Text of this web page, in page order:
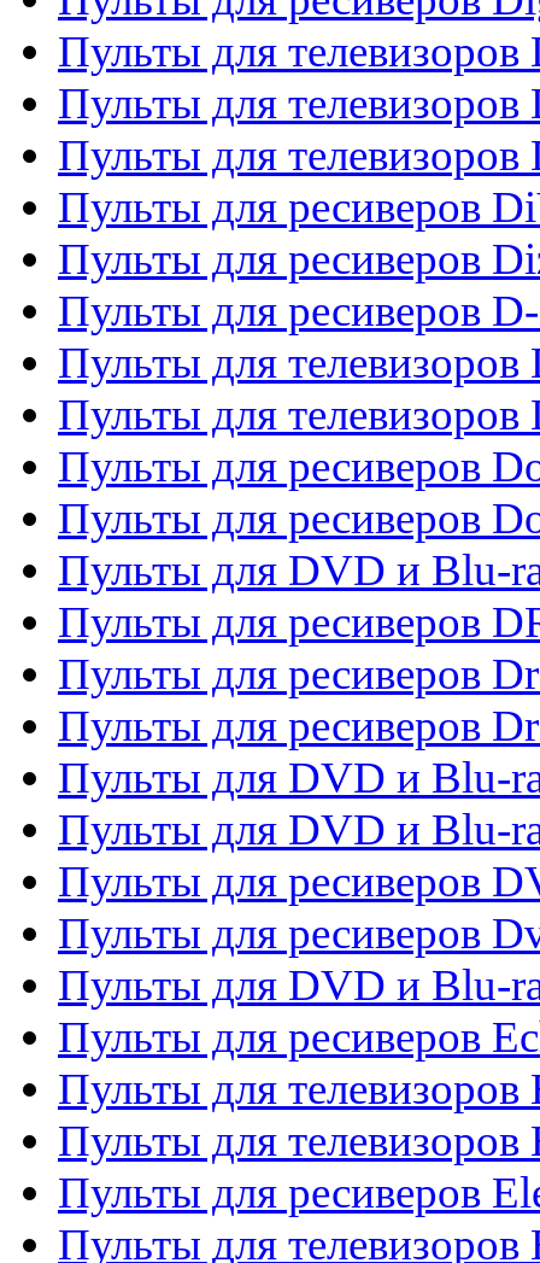
Пульты для
Пульты для
Пульты для телевизоров
Пульты для ресиверов
Пульты для ресиверов
Пульты для ресиверов
Пульты для телевизоров
Пульты для
Пульты для ресиверов
Пульты для ресиверов
Пульты для DVD и Blu-
Пульты для ресиверов
Пульты для ресиверов
Пульты для ресиверов
Пульты для DVD и Blu-
Пульты для DVD и Blu-
Пульты для ресиверов
Пульты для ресиверов
Пульты для DVD и Blu-
Пульты для ресиверов
Пульты для телевизоров
Пульты для телевизоров
Пульты для ресиверов
Пульты для телевизоров